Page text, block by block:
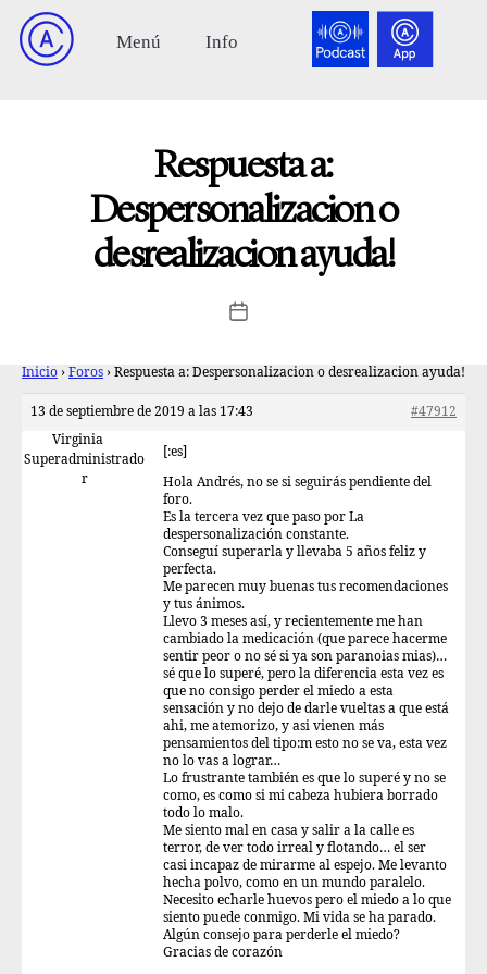
Respuesta a:
Despersonalizacion o
desrealizacion ayuda!
Inicio › Foros › Respuesta a: Despersonalizacion o desrealizacion ayuda!
13 de septiembre de 2019 a las 17:43
#47912
Virginia
Superadministrado
r
[:es]
Hola Andrés, no se si seguirás pendiente del
foro.
Es la tercera vez que paso por La
despersonalización constante.
Conseguí superarla y llevaba 5 años feliz y
perfecta.
Me parecen muy buenas tus recomendaciones
y tus ánimos.
Llevo 3 meses así, y recientemente me han
cambiado la medicación (que parece hacerme
sentir peor o no sé si ya son paranoias mias)…
sé que lo superé, pero la diferencia esta vez es
que no consigo perder el miedo a esta
sensación y no dejo de darle vueltas a que está
ahi, me atemorizo, y asi vienen más
pensamientos del tipo:m esto no se va, esta vez
no lo vas a lograr…
Lo frustrante también es que lo superé y no se
como, es como si mi cabeza hubiera borrado
todo lo malo.
Me siento mal en casa y salir a la calle es
terror, de ver todo irreal y flotando… el ser
casi incapaz de mirarme al espejo. Me levanto
hecha polvo, como en un mundo paralelo.
Necesito echarle huevos pero el miedo a lo que
siento puede conmigo. Mi vida se ha parado.
Algún consejo para perderle el miedo?
Gracias de corazón